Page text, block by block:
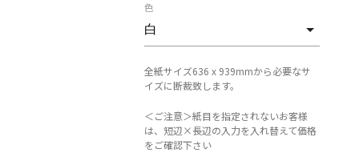
色
全紙サイズ636 x 939mmから必要なサ
イズに断裁致します。
＜ご注意＞紙目を指定されないお客様
は、短辺×長辺の入力を入れ替えて価格
をご確認下さい